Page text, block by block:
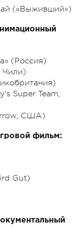
(«Выживший»)
(Россия)
Чили)
Super Team,
США)
фильм:
Gut)